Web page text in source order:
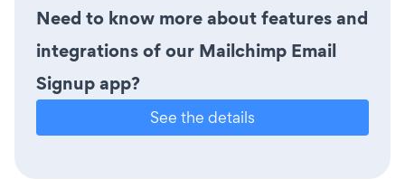
Need to know more about features and
integrations of our Mailchimp Email
Signup app?
See the details